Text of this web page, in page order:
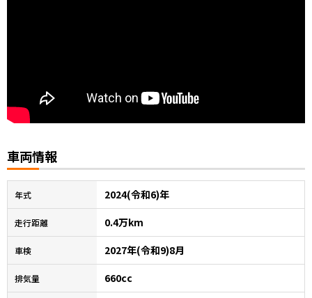
車両情報
年式 2024(令和6)年
走行距離 0.4万km
車検 2027年(令和9)8月
排気量 660cc